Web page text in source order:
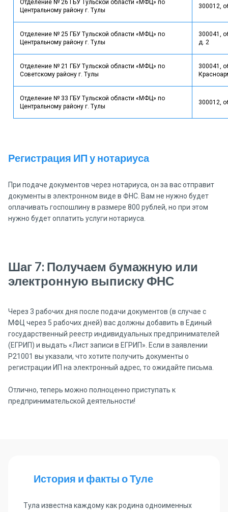
Отделение № 26 ГБУ Тульской области «МФЦ» по
Центральному району г. Тулы
300012,
Отделение № 25 ГБУ Тульской области «МФЦ» по
Центральному району г. Тулы
300041,
д. 2
Отделение № 21 ГБУ Тульской области «МФЦ» по
Советскому району г. Тулы
300041,
Отделение № 33 ГБУ Тульской области «МФЦ» по
Центральному району г. Тулы
300012,
Регистрация ИП у нотариуса
При подаче документов через нотариуса, он за вас отправит
документы в электронном виде в ФНС. Вам не нужно будет
оплачивать госпошлину в размере 800 рублей, но при этом
нужно будет оплатить услуги нотариуса.
Шаг 7: Получаем бумажную или
электронную выписку ФНС
Через 3 рабочих дня после подачи документов (в случае с
МФЦ через 5 рабочих дней) вас должны добавить в Единый
государственный реестр индивидуальных предпринимателей
(ЕГРИП) и выдать «Лист записи в ЕГРИП». Если в заявлении
P21001 вы указали, что хотите получить документы о
регистрации ИП на электронный адрес, то ожидайте письма.
Отлично, теперь можно полноценно приступать к
предпринимательской деятельности!
История и факты о Туле
Тула известна каждому как родина одноименных